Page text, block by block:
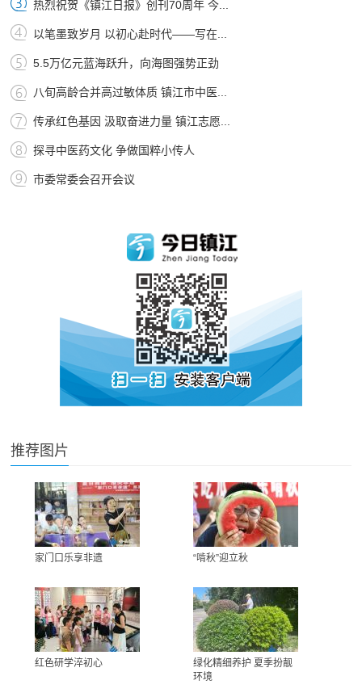
热烈祝贺《镇江日报》创刊70周年 今...
以笔墨致岁月 以初心赴时代——写在...
5.5万亿元蓝海跃升，向海图强势正劲
八旬高龄合并高过敏体质 镇江市中医...
传承红色基因 汲取奋进力量 镇江志愿...
探寻中医药文化 争做国粹小传人
市委常委会召开会议
推荐图片
家门口乐享非遗 “啃秋”迎立秋
红色研学淬初心
绿化精细养护 夏季扮靓
环境